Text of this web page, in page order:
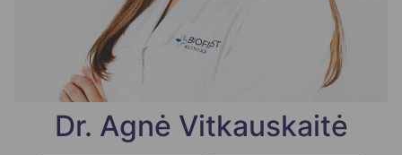
Dr. Agnė Vitkauskaitė